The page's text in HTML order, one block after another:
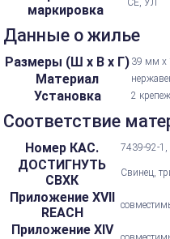
маркировка
CE, УЛ
Данные о жилье
Размеры (Ш х В х Г) 39 мм х
Материал
Установка 2
Соответствие
Номер КАС. 7439-92-
ДОСТИГНУТЬ
СВХК
Свинец,
Приложение XVII
REACH
Приложение XIV